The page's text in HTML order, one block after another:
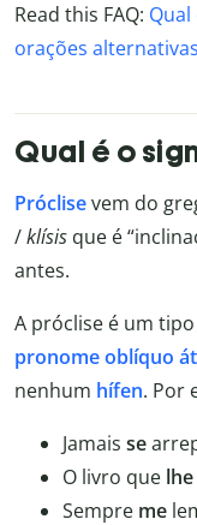
Read this FAQ:
orações
Qual é o
Próclisevem do
/klísis que é
antes.
A próclise é um
pronome oblíquo
nenhum hífen. Por
Jamais se
O livro que lhe
Sempre me